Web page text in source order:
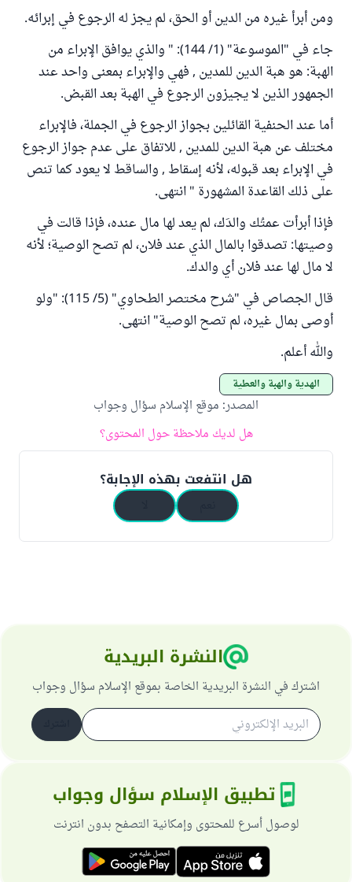
ومن أبرأ غيره من الدين أو الحق، لم يجز له الرجوع في إبرائه.
جاء في "الموسوعة" (1/ 144): " والذي يوافق الإبراء من
الهبة: هو هبة الدين للمدين , فهي والإبراء بمعنى واحد عند
الجمهور الذين لا يجيزون الرجوع في الهبة بعد القبض.
أما عند الحنفية القائلين بجواز الرجوع في الجملة، فالإبراء
مختلف عن هبة الدين للمدين , للاتفاق على عدم جواز الرجوع
في الإبراء بعد قبوله، لأنه إسقاط , والساقط لا يعود كما تنص
على ذلك القاعدة المشهورة " انتهى.
فإذا أبرأت عمتُك والدَك، لم يعد لها مال عنده، فإذا قالت في
وصيتها: تصدقوا بالمال الذي عند فلان، لم تصح الوصية؛ لأنه
لا مال لها عند فلان أي والدك.
قال الجصاص في "شرح مختصر الطحاوي" (5/ 115): "ولو
أوصى بمال غيره، لم تصح الوصية" انتهى.
والله أعلم.
الهدية والهبة والعطية
المصدر: موقع الإسلام سؤال وجواب
هل لديك ملاحظة حول المحتوى؟
هل انتفعت بهذه الإجابة؟
النشرة البريدية
اشترك في النشرة البريدية الخاصة بموقع الإسلام سؤال وجواب
تطبيق الإسلام سؤال وجواب
لوصول أسرع للمحتوى وإمكانية التصفح بدون انترنت